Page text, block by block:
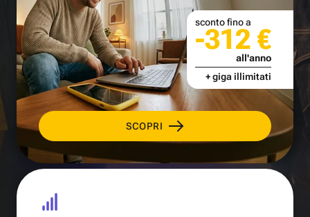
SCOPRI
sconto fino a
-312 €
all'anno
+ giga illimitati